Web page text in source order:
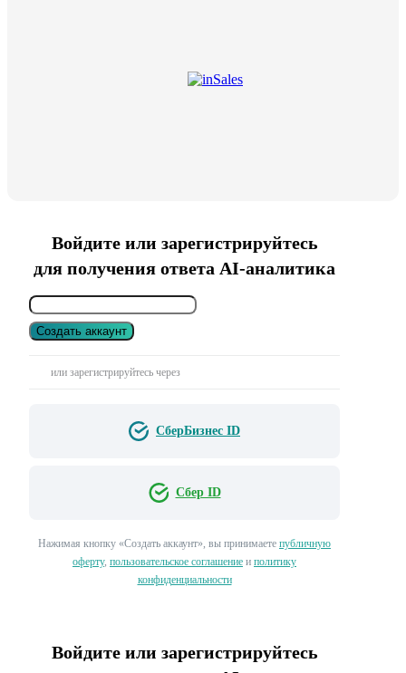
Войдите или зарегистрируйтесь
для получения ответа AI-аналитика
Создать аккаунт
или зарегистрируйтесь через
СберБизнес ID
Сбер ID
Нажимая кнопку «Создать аккаунт», вы принимаете публичную
оферту, пользовательское соглашение и политику
конфиденциальности
Войдите или зарегистрируйтесь